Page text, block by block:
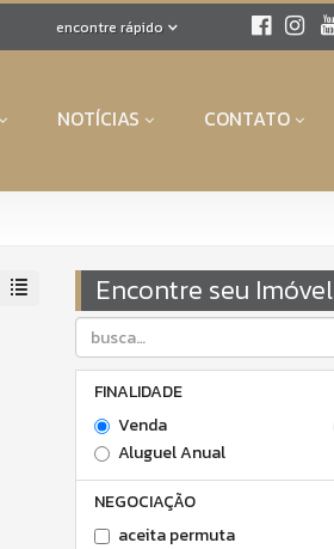
encontre rápido
NOTÍCIAS CONTATO
Encontre seu Imóvel
FINALIDADE
Venda
Aluguel Anual
NEGOCIAÇÃO
aceita permuta